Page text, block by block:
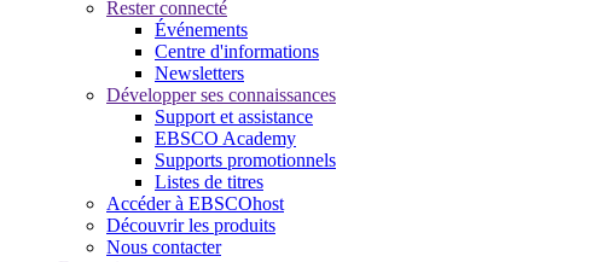
Rester connecté
Événements
Centre d'informations
Newsletters
Développer ses connaissances
Support et assistance
EBSCO Academy
Supports promotionnels
Listes de titres
Accéder à EBSCOhost
Découvrir les produits
Nous contacter